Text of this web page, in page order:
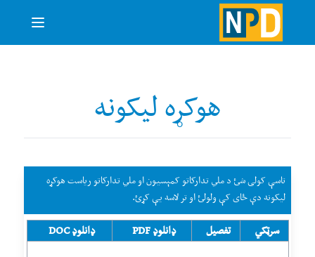
هوکړه لیکونه
تاسې کولی شئ د ملي تدارکاتو کمېسیون او ملي تدارکاتو ریاست هوکړه
لیکونه دې ځای کې ولولئ او تر لاسه یې کړئ.
سرټکي تفصیل ډانلوډ PDF ډانلوډ DOC